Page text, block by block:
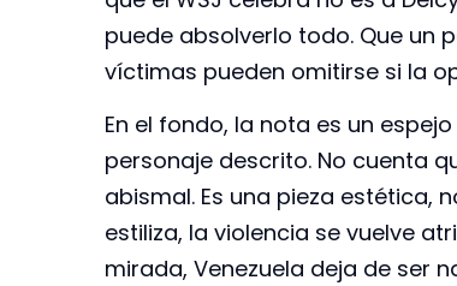
puede absolverlo todo. Que un
víctimas pueden omitirse si la
En el fondo, la nota es un
personaje descrito. No cuenta
abismal. Es una pieza estética,
estiliza, la violencia se vuelve
mirada, Venezuela deja de ser